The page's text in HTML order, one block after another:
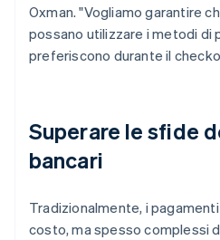
Oxman. "Vogliamo garantire
possano utilizzare i metodi di
preferiscono durante il
Superare le sfide
bancari
Tradizionalmente, i
costo, ma spesso complessi